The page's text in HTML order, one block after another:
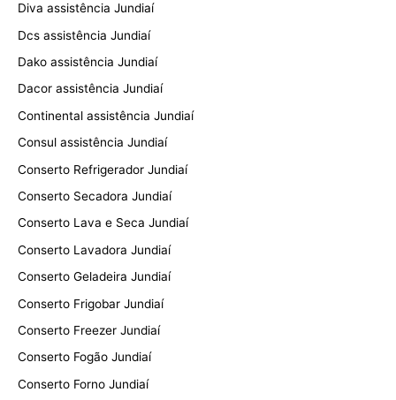
Diva assistência Jundiaí
Dcs assistência Jundiaí
Dako assistência Jundiaí
Dacor assistência Jundiaí
Continental assistência Jundiaí
Consul assistência Jundiaí
Conserto Refrigerador Jundiaí
Conserto Secadora Jundiaí
Conserto Lava e Seca Jundiaí
Conserto Lavadora Jundiaí
Conserto Geladeira Jundiaí
Conserto Frigobar Jundiaí
Conserto Freezer Jundiaí
Conserto Fogão Jundiaí
Conserto Forno Jundiaí